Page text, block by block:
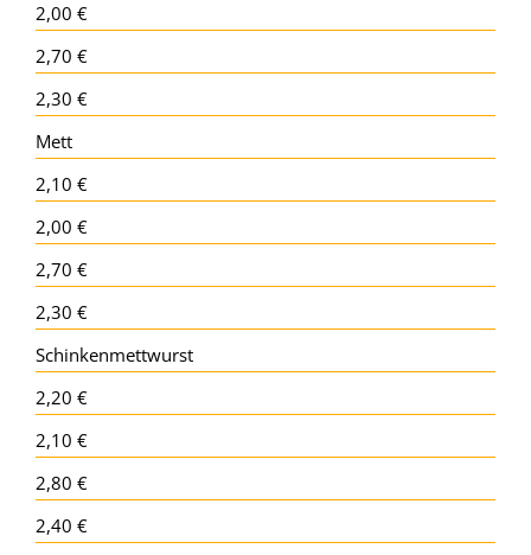
2,00 €
2,70 €
2,30 €
Mett
2,10 €
2,00 €
2,70 €
2,30 €
Schinkenmettwurst
2,20 €
2,10 €
2,80 €
2,40 €